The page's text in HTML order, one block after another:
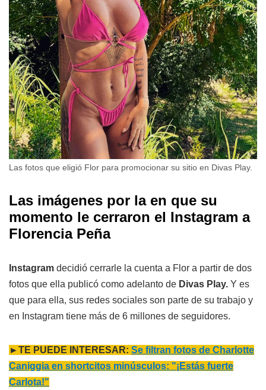
Las fotos que eligió Flor para promocionar su sitio en Divas Play.
Las imágenes por la en que su
momento le cerraron el Instagram a
Florencia Peña
Instagram decidió cerrarle la cuenta a Flor a partir de dos
fotos que ella publicó como adelanto de Divas Play. Y es
que para ella, sus redes sociales son parte de su trabajo y
en Instagram tiene más de 6 millones de seguidores.
►TE PUEDE INTERESAR: Se filtran fotos de Charlotte
Caniggia en shortcitos minúsculos: "¡Estás fuerte
Carlota!"